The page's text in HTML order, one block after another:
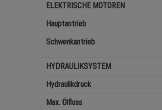
ELEKTRISCHE MOTOREN
Hauptantrieb
Schwenkantrieb
HYDRAULIKSYSTEM
Hydraulikdruck
Max. Ölfluss